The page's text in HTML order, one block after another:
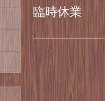
臨時休業